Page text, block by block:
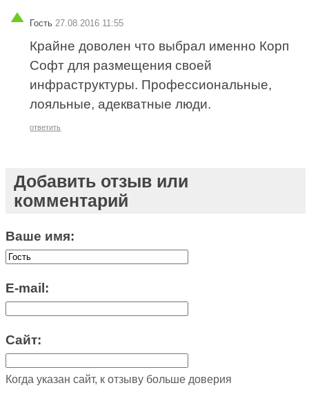
Гость 27.08.2016 11:55
Крайне доволен что выбрал именно Корп
Софт для размещения своей
инфраструктуры. Профессиональные,
лояльные, адекватные люди.
ответить
Добавить отзыв или
комментарий
Ваше имя:
E-mail:
Сайт:
Когда указан сайт, к отзыву больше доверия